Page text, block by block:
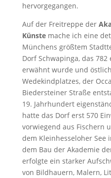
hervorgegangen.
Auf der Freitreppe der
Künstemache ich eine
Münchens größtem
Dorf Schwapinga, das
erwähnt wurde und
Wedekindplatzes, der
Biedersteiner Straße
19. Jahrhundert
hatte das Dorf erst 570
vorwiegend aus Fischern
dem Kleinhesseloher See
dem Bau der Akademie
erfolgte ein starker
von Bildhauern, Malern,